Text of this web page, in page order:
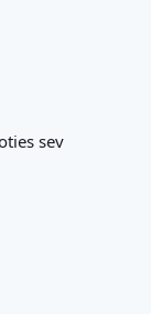
sev